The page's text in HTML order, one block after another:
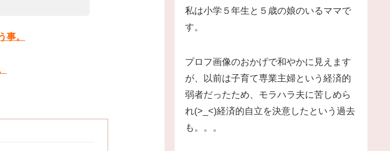
。
私は小学５年生と５歳の娘のいるママで
す。
プロフ画像のおかげで和やかに見えます
が、以前は子育て専業主婦という経済的
弱者だったため、モラハラ夫に苦しめら
れ(>_<)経済的自立を決意したという過去
も。。。